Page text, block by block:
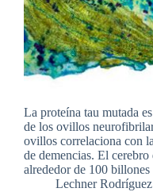
La proteína tau mutada
de los ovillos
ovillos correlaciona con
de demencias. El cerebro
alrededor de 100
Lechner